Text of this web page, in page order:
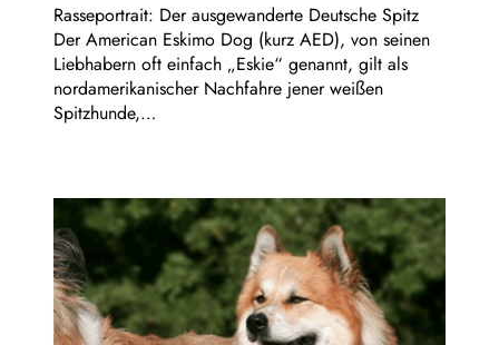
Rasseportrait: Der ausgewanderte Deutsche Spitz
Der American Eskimo Dog (kurz AED), von seinen
Liebhabern oft einfach „Eskie“ genannt, gilt als
nordamerikanischer Nachfahre jener weißen
Spitzhunde,…